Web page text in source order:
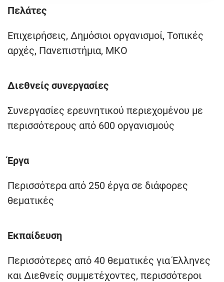
Πελάτες
Επιχειρήσεις, Δημόσιοι οργανισμοί, Τοπικές
αρχές, Πανεπιστήμια, ΜΚΟ
Διεθνείς συνεργασίες
Συνεργασίες ερευνητικού περιεχομένου με
περισσότερους από 600 οργανισμούς
Έργα
Περισσότερα από 250 έργα σε διάφορες
θεματικές
Εκπαίδευση
Περισσότερες από 40 θεματικές για Έλληνες
και Διεθνείς συμμετέχοντες, περισσότεροι